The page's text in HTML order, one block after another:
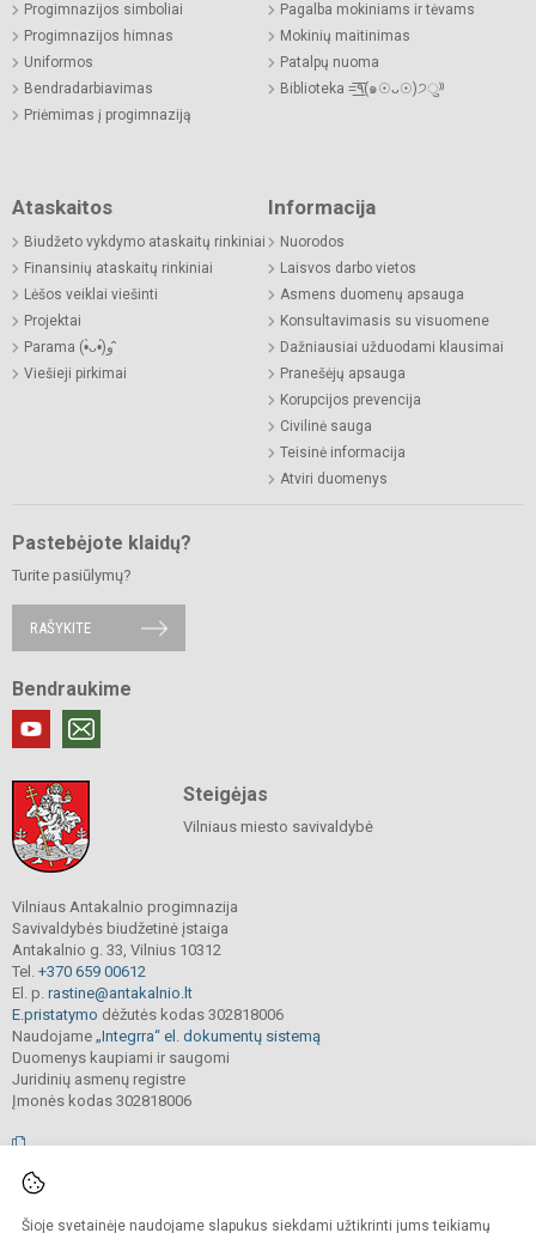
Šioje svetainėje naudojame slapukus siekdami užtikrinti jums teikiamų
Progimnazijos simboliai
Progimnazijos himnas
Uniformos
Bendradarbiavimas
Priėmimas į progimnaziją
Pagalba mokiniams ir tėvams
Mokinių maitinimas
Patalpų nuoma
Biblioteka =͟͟͞͞٩(๑☉ᴗ☉)੭ु⁾⁾
Ataskaitos
Biudžeto vykdymo ataskaitų rinkiniai
Finansinių ataskaitų rinkiniai
Lėšos veiklai viešinti
Projektai
Parama (•̀ᴗ•́)و ̑̑
Viešieji pirkimai
Informacija
Nuorodos
Laisvos darbo vietos
Asmens duomenų apsauga
Konsultavimasis su visuomene
Dažniausiai užduodami klausimai
Pranešėjų apsauga
Korupcijos prevencija
Civilinė sauga
Teisinė informacija
Atviri duomenys
Pastebėjote klaidų?
Turite pasiūlymų?
RAŠYKITE
Bendraukime
Steigėjas
Vilniaus miesto savivaldybė
Vilniaus Antakalnio progimnazija
Savivaldybės biudžetinė įstaiga
Antakalnio g. 33, Vilnius 10312
Tel. +370 659 00612
El. p. rastine@antakalnio.lt
E.pristatymo dėžutės kodas 302818006
Naudojame „Integrra“ el. dokumentų sistemą
Duomenys kaupiami ir saugomi
Juridinių asmenų registre
Įmonės kodas 302818006
Kopijuoti, cituoti ar kitaip atvaizduoti internetinės svetainės turinį be raštiško